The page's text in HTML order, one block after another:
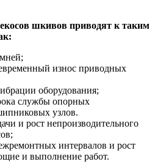
шкивов приводят к таким
износ приводных
оборудования;
службы опорных
узлов.
и рост непроизводительного
интервалов и рост
и выполнение работ.